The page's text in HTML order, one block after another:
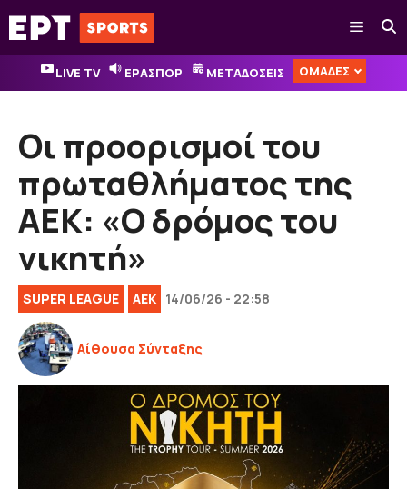
Μετάβαση
σε
περιεχόμενο
Μενού
LIVE TV ΕΡΑΣΠΟΡ ΜΕΤΑΔΟΣΕΙΣ ΟΜΑΔΕΣ
Οι προορισμοί του
πρωταθλήματος της
ΑΕΚ: «Ο δρόμος του
νικητή»
SUPER LEAGUE ΑΕΚ 14/06/26 - 22:58
Αίθουσα Σύνταξης